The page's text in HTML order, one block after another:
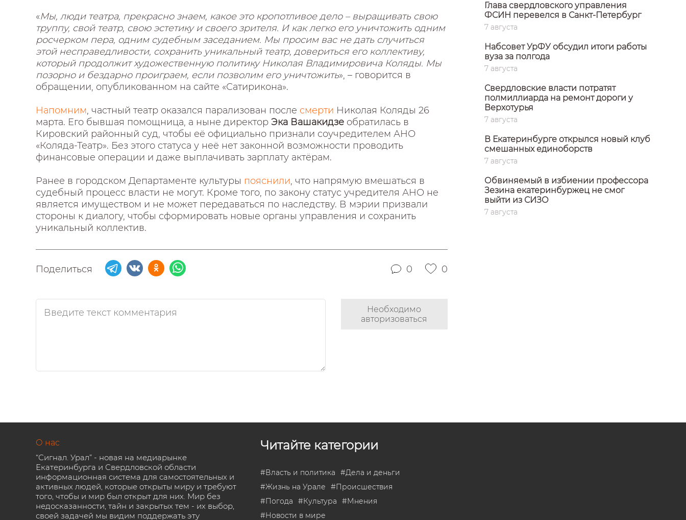
«Мы, люди театра, прекрасно знаем, какое это кропотливое дело – выращивать свою
труппу, свой театр, свою эстетику и своего зрителя. И как легко его уничтожить одним
росчерком пера, одним судебным заседанием. Мы просим вас не дать случиться
этой несправедливости, сохранить уникальный театр, довериться его коллективу,
который продолжит художественную политику Николая Владимировича Коляды. Мы
позорно и бездарно проиграем, если позволим его уничтожить», – говорится в
обращении, опубликованном на сайте «Сатирикона».
Напомним, частный театр оказался парализован после смерти Николая Коляды 26
марта. Его бывшая помощница, а ныне директор Эка Вашакидзе обратилась в
Кировский районный суд, чтобы её официально признали соучредителем АНО
«Коляда-Театр». Без этого статуса у неё нет законной возможности проводить
финансовые операции и даже выплачивать зарплату актёрам.
Ранее в городском Департаменте культуры пояснили, что напрямую вмешаться в
судебный процесс власти не могут. Кроме того, по закону статус учредителя АНО не
является имуществом и не может передаваться по наследству. В мэрии призвали
стороны к диалогу, чтобы сформировать новые органы управления и сохранить
уникальный коллектив.
Поделиться 0 0
Необходимо
авторизоваться
Глава свердловского управления
ФСИН перевелся в Санкт-Петербург
7 августа
Набсовет УрФУ обсудил итоги работы
вуза за полгода
7 августа
Свердловские власти потратят
полмиллиарда на ремонт дороги у
Верхотурья
7 августа
В Екатеринбурге открылся новый клуб
смешанных единоборств
7 августа
Обвиняемый в избиении профессора
Зезина екатеринбуржец не смог
выйти из СИЗО
7 августа
О нас
“Сигнал. Урал” - новая на медиарынке
Екатеринбурга и Свердловской области
информационная система для самостоятельных и
активных людей, которые открыты миру и требуют
того, чтобы и мир был открыт для них. Мир без
недосказанности, тайн и закрытых тем - их выбор,
своей задачей мы видим поддержать эту
Читайте категории
#Власть и политика #Дела и деньги
#Жизнь на Урале #Происшествия
#Погода #Культура #Мнения
#Новости в мире